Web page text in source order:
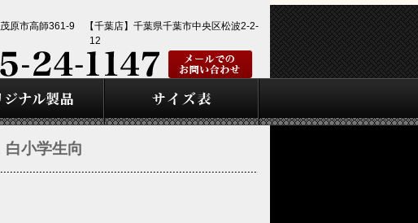
茂原市高師361-9 【千葉店】千葉県千葉市中央区松波2-2-
12
白小学生向